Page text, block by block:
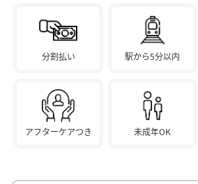
分割払い 駅から5分以内
アフターケアつき 未成年OK